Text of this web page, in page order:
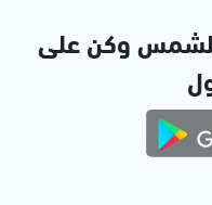
وكن على